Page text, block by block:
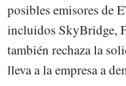
posibles emisores de
incluidos SkyBridge,
también rechaza la
lleva a la empresa a